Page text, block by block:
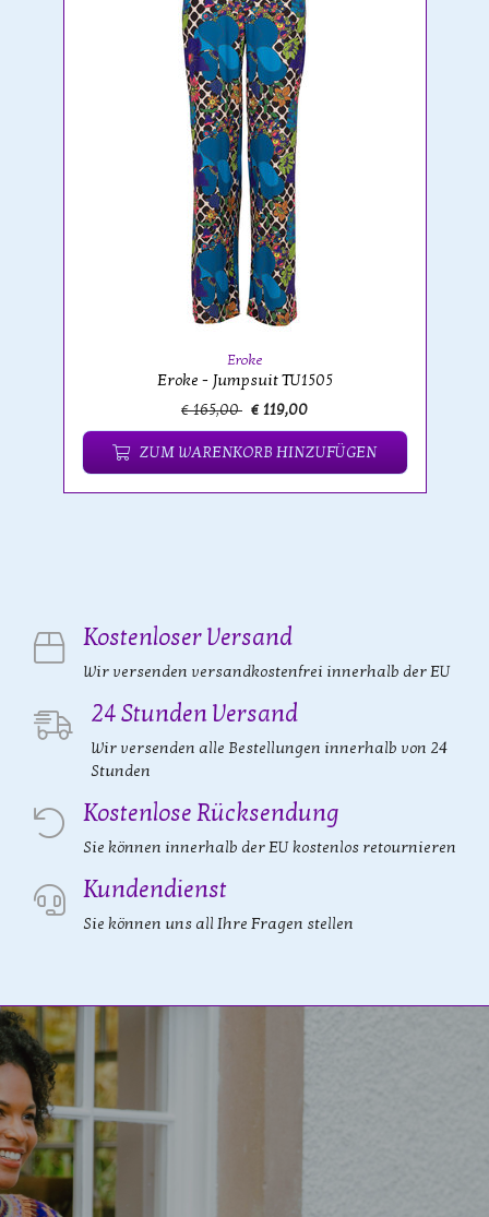
Eroke
Eroke - Jumpsuit TU1505
€ 165,00 € 119,00
ZUM WARENKORB HINZUFÜGEN
Kostenloser Versand
Wir versenden versandkostenfrei innerhalb der EU
24 Stunden Versand
Wir versenden alle Bestellungen innerhalb von 24
Stunden
Kostenlose Rücksendung
Sie können innerhalb der EU kostenlos retournieren
Kundendienst
Sie können uns all Ihre Fragen stellen